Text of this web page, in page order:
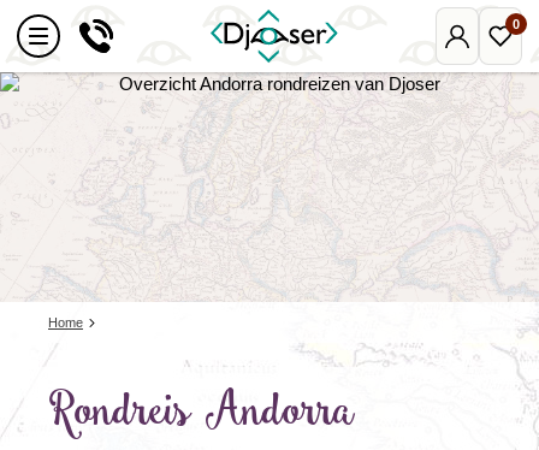
Mijn
Djoser
0
Home
Rondreis Andorra